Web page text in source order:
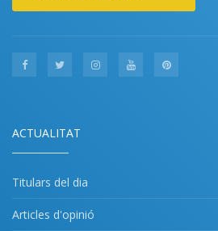
ACTUALITAT
Titulars del dia
Articles d'opinió